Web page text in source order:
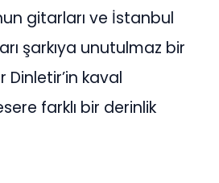
gitarları ve İstanbul
şarkıya unutulmaz bir
Dinletir’in kaval
farklı bir derinlik